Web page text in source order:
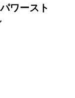
ワースト